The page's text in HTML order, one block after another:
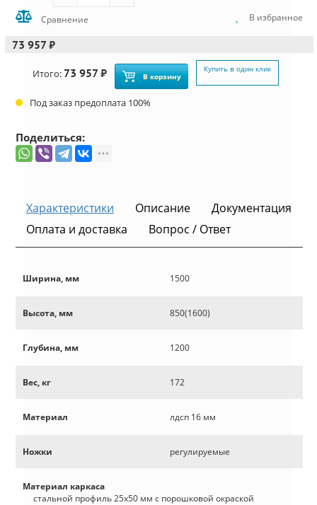
Сравнение В избранное
73 957 ₽
Итого: 73 957 ₽ В корзину
Купить в один клик
Под заказ предоплата 100%
Поделиться:
Характеристики Описание
Документация
Оплата и доставка
Вопрос / Ответ
Ширина, мм 1500
Высота, мм 850(1600)
Глубина, мм 1200
Вес, кг 172
Материал лдсп 16 мм
Ножки регулируемые
Материал каркаса
стальной профиль 25х50 мм с порошковой окраской